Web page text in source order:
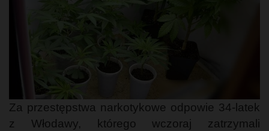
Za przestępstwa narkotykowe odpowie 34-latek
z Włodawy, którego wczoraj zatrzymali